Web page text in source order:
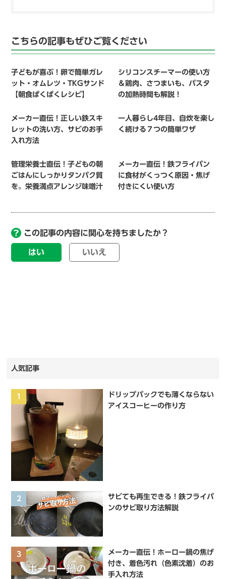
こちらの記事もぜひご覧ください
子どもが喜ぶ！卵で簡単ガレ
ット・オムレツ・TKGサンド
【朝食ぱくぱくレシピ】
シリコンスチーマーの使い方
＆鶏肉、さつまいも、パスタ
の加熱時間も解説！
メーカー直伝！正しい鉄スキ
レットの洗い方、サビのお手
入れ方法
一人暮らし4年目、自炊を楽し
く続ける７つの簡単ワザ
管理栄養士直伝！子どもの朝
ごはんにしっかりタンパク質
を。栄養満点アレンジ味噌汁
メーカー直伝！鉄フライパン
に食材がくっつく原因・焦げ
付きにくい使い方
この記事の内容に関心を持ちましたか？
はい いいえ
人気記事
1
ドリップパックでも薄くならない
アイスコーヒーの作り方
2
サビても再生できる！鉄フライパ
ンのサビ取り方法解説
3
メーカー直伝！ホーロー鍋の焦げ
付き、着色汚れ（色素沈着）のお
手入れ方法